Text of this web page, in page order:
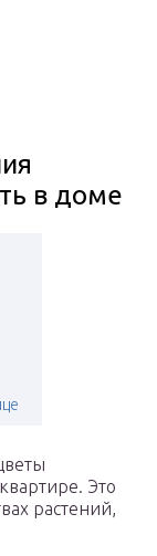
в доме
Это
растений,